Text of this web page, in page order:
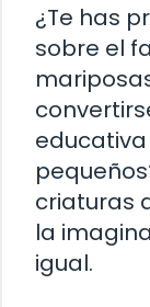
¿Te has
sobre el
criaturas
la
igual.